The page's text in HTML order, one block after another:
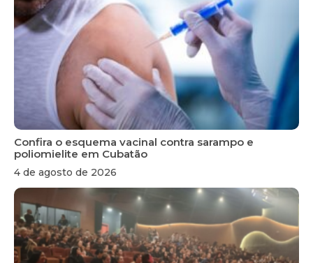
Confira o esquema vacinal contra sarampo e
poliomielite em Cubatão
4 de agosto de 2026